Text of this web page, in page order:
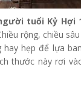
tuổi Kỷ Hợi
rộng, chiều
hẹp để lựa
thước này rơi